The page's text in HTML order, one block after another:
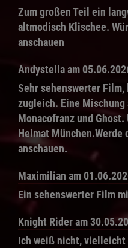
Zum großen Teil ein
altmodisch Klischee.
anschauen
Andystellaam
Sehr sehenswerter
zugleich. Eine Mischung
Monacofranz und
Heimat München.Werde
anschauen.
Maximilian am
Ein sehenswerter Film
Knight Rideram
Ich weiß nicht, vielleicht